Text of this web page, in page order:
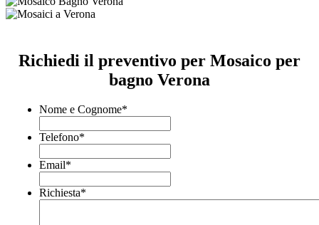
Richiedi il preventivo per Mosaico per
bagno Verona
Nome e Cognome*
Telefono*
Email*
Richiesta*